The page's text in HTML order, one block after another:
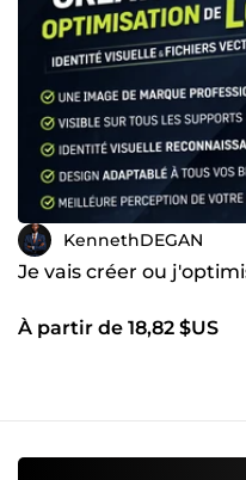
KennethDEGAN
Je vais créer ou
À partir de 18,82 $US